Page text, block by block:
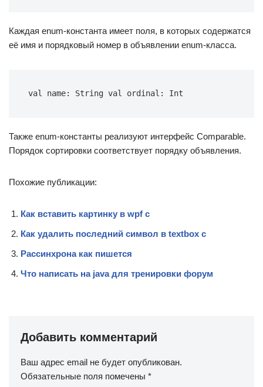
Каждая enum-константа имеет поля, в которых содержатся
её имя и порядковый номер в объявлении enum-класса.
val name: String val ordinal: Int
Также enum-константы реализуют интерфейс Comparable.
Порядок сортировки соответствует порядку объявления.
Похожие публикации:
Как вставить картинку в wpf c
Как удалить последний символ в textbox c
Рассинхрона как пишется
Что написать на java для тренировки форум
Добавить комментарий
Ваш адрес email не будет опубликован.
Обязательные поля помечены *